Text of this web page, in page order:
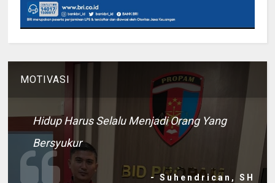
MOTIVASI
Hidup Harus Selalu Menjadi Orang Yang
Bersyukur
- Suhendrican, SH